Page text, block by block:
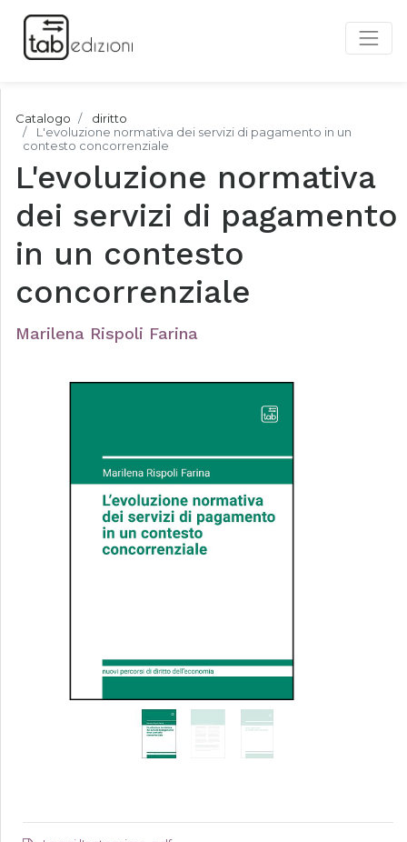
Catalogo
diritto
L'evoluzione normativa dei servizi di pagamento in un
contesto concorrenziale
L'evoluzione normativa
dei servizi di pagamento
in un contesto
concorrenziale
Marilena Rispoli Farina